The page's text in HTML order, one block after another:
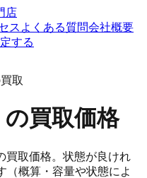
店
ス よくある質問会社概要
する
取
の買取価格
買取価格。 状態が良けれ
（概算・容量や状態によ